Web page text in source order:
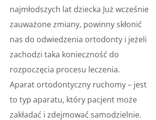
najmłodszych lat dziecka Już wcześnie
zauważone zmiany, powinny skłonić
nas do odwiedzenia ortodonty i jeżeli
zachodzi taka konieczność do
rozpoczęcia procesu leczenia.
Aparat ortodontyczny ruchomy – jest
to typ aparatu, który pacjent może
zakładać i zdejmować samodzielnie.